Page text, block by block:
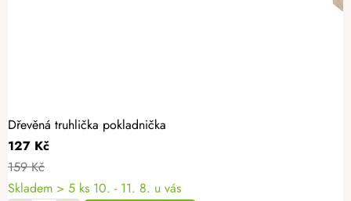
Dřevěná truhlička pokladnička
127 Kč
159 Kč
Skladem > 5 ks 10. - 11. 8. u vás